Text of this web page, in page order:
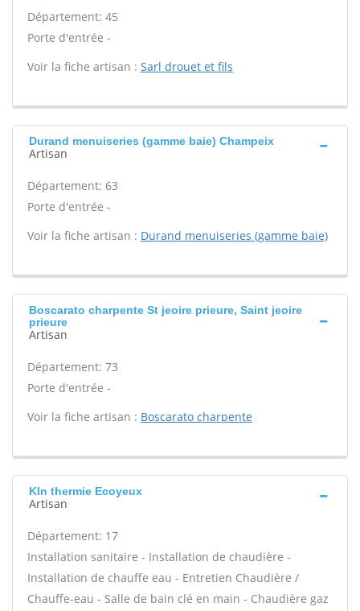
Département: 45
Porte d'entrée -
Voir la fiche artisan : Sarl drouet et fils
Durand menuiseries (gamme baie) Champeix
Artisan
Département: 63
Porte d'entrée -
Voir la fiche artisan : Durand menuiseries (gamme baie)
Boscarato charpente St jeoire prieure, Saint jeoire
prieure
Artisan
Département: 73
Porte d'entrée -
Voir la fiche artisan : Boscarato charpente
Kln thermie Ecoyeux
Artisan
Département: 17
Installation sanitaire - Installation de chaudière -
Installation de chauffe eau - Entretien Chaudière /
Chauffe-eau - Salle de bain clé en main - Chaudière gaz